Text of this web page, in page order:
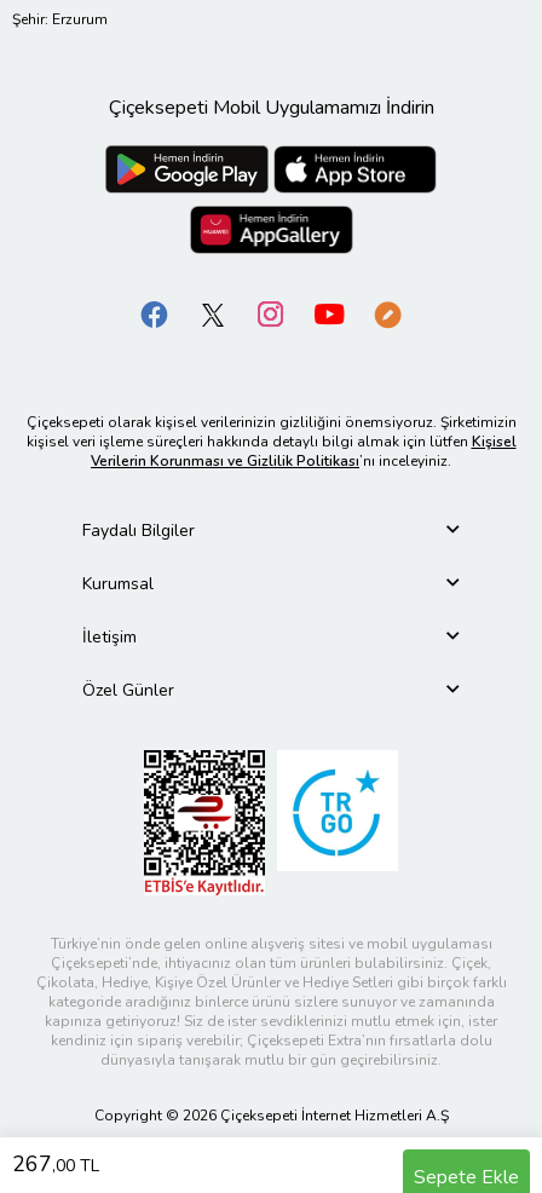
267,00 TL Sepete Ekle
Şehir: Erzurum
Çiçeksepeti Mobil Uygulamamızı İndirin
Çiçeksepeti olarak kişisel verilerinizin gizliliğini önemsiyoruz. Şirketimizin
kişisel veri işleme süreçleri hakkında detaylı bilgi almak için lütfen Kişisel
Verilerin Korunması ve Gizlilik Politikası’nı inceleyiniz.
Faydalı Bilgiler
Kurumsal
İletişim
Özel Günler
Türkiye’nin önde gelen online alışveriş sitesi ve mobil uygulaması
Çiçeksepeti’nde, ihtiyacınız olan tüm ürünleri bulabilirsiniz. Çiçek,
Çikolata, Hediye, Kişiye Özel Ürünler ve Hediye Setleri gibi birçok farklı
kategoride aradığınız binlerce ürünü sizlere sunuyor ve zamanında
kapınıza getiriyoruz! Siz de ister sevdiklerinizi mutlu etmek için, ister
kendiniz için sipariş verebilir; Çiçeksepeti Extra’nın fırsatlarla dolu
dünyasıyla tanışarak mutlu bir gün geçirebilirsiniz.
Copyright © 2026 Çiçeksepeti İnternet Hizmetleri A.Ş